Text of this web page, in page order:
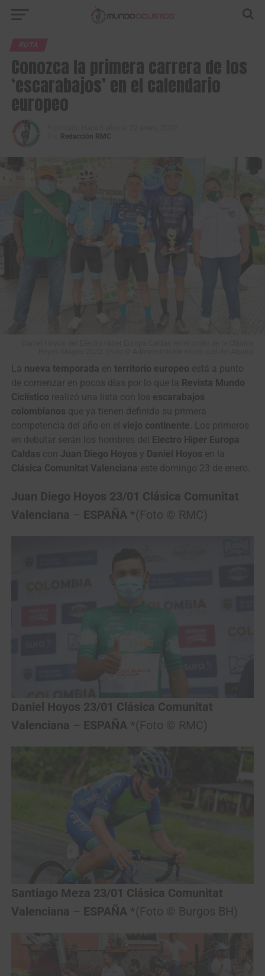
RUTA
Conozca la primera carrera de los
‘escarabajos’ en el calendario
europeo
Redacción RMC
La nueva temporada en territorio europeo está a punto
de comenzar en pocos días por lo que la Revista Mundo
Ciclístico realizó una lista con los escarabajos
colombianos que ya tienen definida su primera
competencia del año en el viejo continente . Los primeros
en debutar serán los hombres del Electro Hiper Europa
Caldas con Juan Diego Hoyos y Daniel Hoyos en la
Clásica Comunitat Valenciana este domingo 23 de enero.
Juan Diego Hoyos 23/01 Clásica Comunitat
Valenciana – ESPAÑA *(Foto © RMC)
Daniel Hoyos 23/01 Clásica Comunitat
Valenciana – ESPAÑA*(Foto © RMC)
Santiago Meza 23/01 Clásica Comunitat
Valenciana – ESPAÑA*(Foto © Burgos BH)